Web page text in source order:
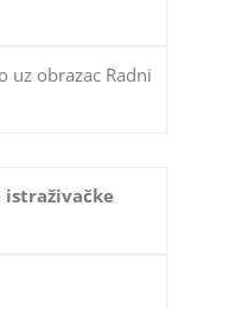
uz obrazac Radni
istraživačke